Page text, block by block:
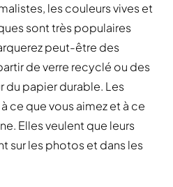
les couleurs vives et
sont très populaires
peut-être des
de verre recyclé ou des
du papier durable. Les
ce que vous aimez et à ce
Elles veulent que leurs
sur les photos et dans les